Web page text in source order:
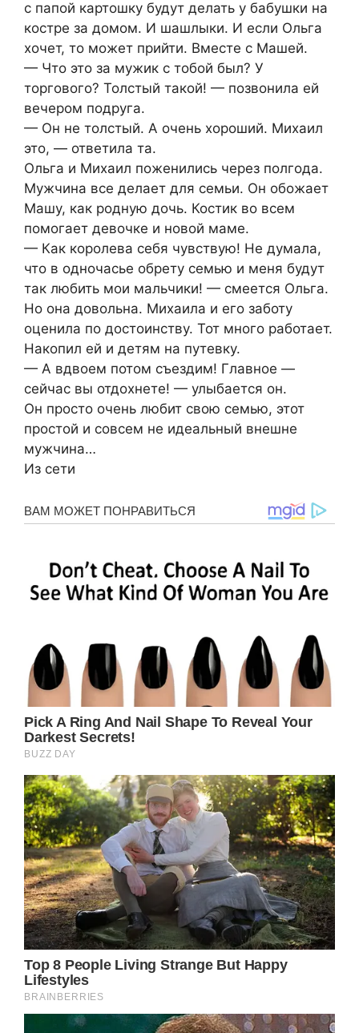
с папой картошку будут делать у бабушки на
костре за домом. И шашлыки. И если Ольга
хочет, то может прийти. Вместе с Машей.
— Что это за мужик с тобой был? У
торгового? Толстый такой! — позвонила ей
вечером подруга.
— Он не толстый. А очень хороший. Михаил
это, — ответила та.
Ольга и Михаил поженились через полгода.
Мужчина все делает для семьи. Он обожает
Машу, как родную дочь. Костик во всем
помогает девочке и новой маме.
— Как королева себя чувствую! Не думала,
что в одночасье обрету семью и меня будут
так любить мои мальчики! — смеется Ольга.
Но она довольна. Михаила и его заботу
оценила по достоинству. Тот много работает.
Накопил ей и детям на путевку.
— А вдвоем потом съездим! Главное —
сейчас вы отдохнете! — улыбается он.
Он просто очень любит свою семью, этот
простой и совсем не идеальный внешне
мужчина…
Из сети